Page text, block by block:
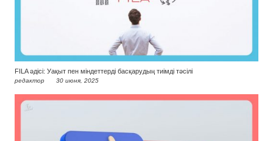
FILA әдісі: Уақыт пен міндеттерді басқарудың тиімді тәсілі
редактор 30 июня, 2025